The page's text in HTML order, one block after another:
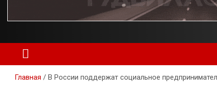
Главная В России поддержат социальное